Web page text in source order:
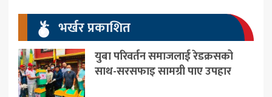
भर्खर प्रकाशित
युबा परिवर्तन समाजलाई रेडक्रसको
साथ-सरसफाइ सामग्री पाए उपहार